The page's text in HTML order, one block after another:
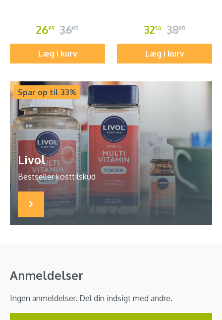
2695 3600
Læg i kurv
3250 3800
Læg i kurv
Spar op til 33%
Livol
Bestseller kosttilskud
Anmeldelser
Ingen anmeldelser. Del din indsigt med andre.